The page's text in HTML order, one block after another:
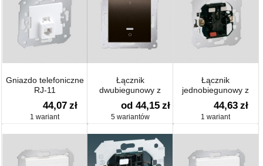
Gniazdo telefoniczne
RJ-11
44,07 zł
1 wariant
Łącznik
dwubiegunowy z
podświetleniem
(moduł) 10 AX
od 44,15 zł
5 wariantów
Łącznik
jednobiegunowy z
podświetleniem
44,63 zł
1 wariant